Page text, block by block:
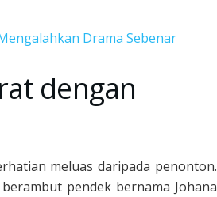
Drama Sebenar
dengan
meluas daripada penonton.
pendek bernama Johana